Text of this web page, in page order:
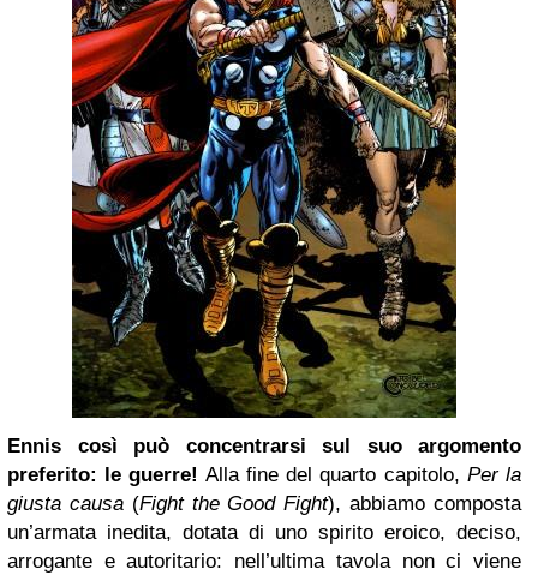
Ennis così può concentrarsi sul suo argomento
preferito: le guerre! Alla fine del quarto capitolo, Per la
giusta causa(Fight the Good Fight), abbiamo composta
un’armata inedita, dotata di uno spirito eroico, deciso,
arrogante e autoritario: nell’ultima tavola non ci viene